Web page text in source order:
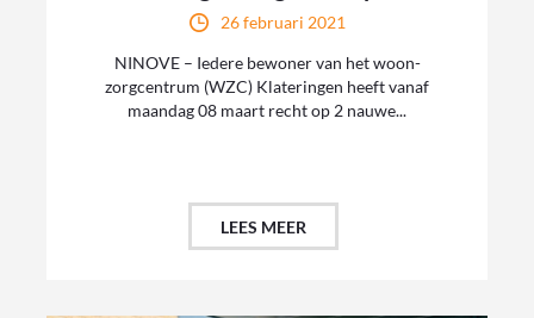
26 februari 2021
NINOVE – Iedere bewoner van het woon-
zorgcentrum (WZC) Klateringen heeft vanaf
maandag 08 maart recht op 2 nauwe...
LEES MEER